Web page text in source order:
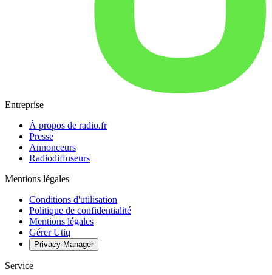
Entreprise
À propos de radio.fr
Presse
Annonceurs
Radiodiffuseurs
Mentions légales
Conditions d'utilisation
Politique de confidentialité
Mentions légales
Gérer Utiq
Privacy-Manager
Service